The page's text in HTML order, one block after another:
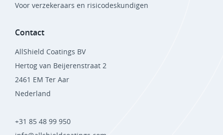
Voor verzekeraars en risicodeskundigen
Contact
AllShield Coatings BV
Hertog van Beijerenstraat 2
2461 EM Ter Aar
Nederland
+31 85 48 99 950